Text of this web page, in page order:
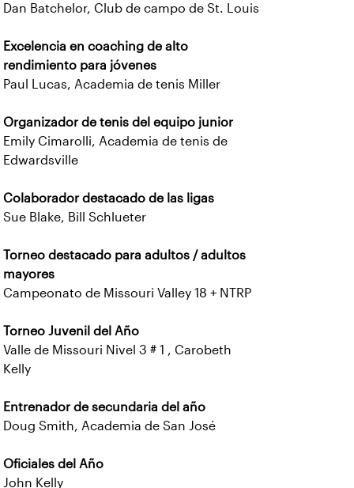
Dan Batchelor, Club de campo de St. Louis
Excelencia en coaching de alto
rendimiento para jóvenes
Paul Lucas, Academia de tenis Miller
Organizador de tenis del equipo junior
Emily Cimarolli, Academia de tenis de
Edwardsville
Colaborador destacado de las ligas
Sue Blake, Bill Schlueter
Torneo destacado para adultos / adultos
mayores
Campeonato de Missouri Valley 18 + NTRP
Torneo Juvenil del Año
Valle de Missouri Nivel 3 # 1 , Carobeth
Kelly
Entrenador de secundaria del año
Doug Smith, Academia de San José
Oficiales del Año
John Kelly